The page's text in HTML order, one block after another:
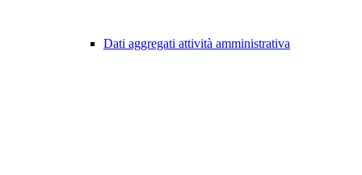
Dati aggregati attività amministrativa